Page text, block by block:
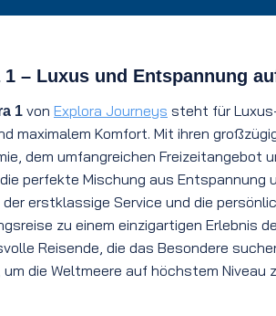
1 – Luxus und Entspannung
1 von Explora Journeys steht für
maximalem Komfort. Mit ihren
dem umfangreichen Freizeitangebot
perfekte Mischung aus Entspannung
der erstklassige Service und die
zu einem einzigartigen Erlebnis
Reisende, die das Besondere
um die Weltmeere auf höchstem Niveau